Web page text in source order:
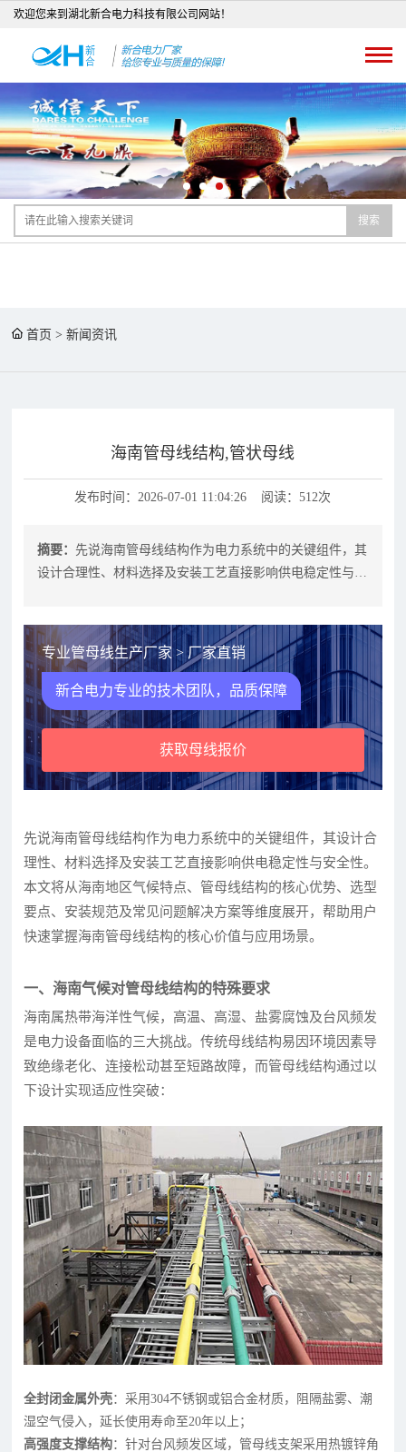
欢迎您来到湖北新合电力科技有限公司网站！
搜索
首页 >新闻资讯
海南管母线结构,管状母线
发布时间：2026-07-01 11:04:26 阅读：512次
摘要：先说海南管母线结构作为电力系统中的关键组件，其
设计合理性、材料选择及安装工艺直接影响供电稳定性与安
专业管母线生产厂家 > 厂家直销
新合电力专业的技术团队，品质保障
获取母线报价
先说海南管母线结构作为电力系统中的关键组件，其设计合
理性、材料选择及安装工艺直接影响供电稳定性与安全性。
本文将从海南地区气候特点、管母线结构的核心优势、选型
要点、安装规范及常见问题解决方案等维度展开，帮助用户
快速掌握海南管母线结构的核心价值与应用场景。
一、海南气候对管母线结构的特殊要求
海南属热带海洋性气候，高温、高湿、盐雾腐蚀及台风频发
是电力设备面临的三大挑战。传统母线结构易因环境因素导
致绝缘老化、连接松动甚至短路故障，而管母线结构通过以
下设计实现适应性突破：
全封闭金属外壳：采用304不锈钢或铝合金材质，阻隔盐雾、潮
湿空气侵入，延长使用寿命至20年以上；
高强度支撑结构：针对台风频发区域，管母线支架采用热镀锌角